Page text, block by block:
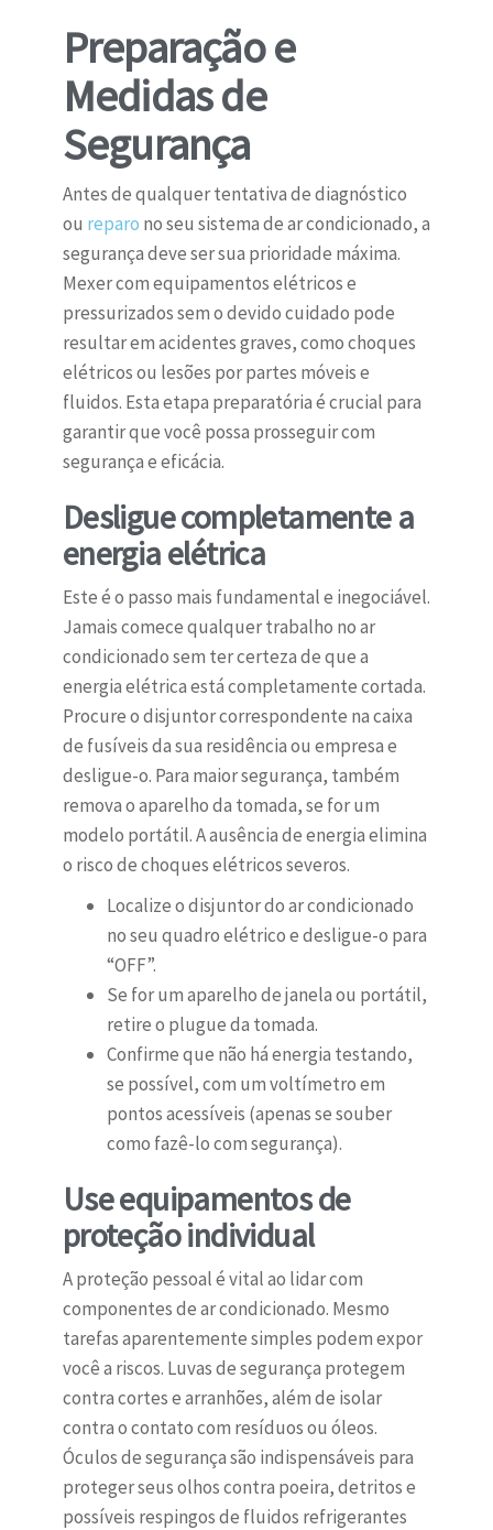
Preparação e
Medidas de
Segurança
Antes de qualquer tentativa de diagnóstico
ou reparo no seu sistema de ar condicionado, a
segurança deve ser sua prioridade máxima.
Mexer com equipamentos elétricos e
pressurizados sem o devido cuidado pode
resultar em acidentes graves, como choques
elétricos ou lesões por partes móveis e
fluidos. Esta etapa preparatória é crucial para
garantir que você possa prosseguir com
segurança e eficácia.
Desligue completamente a
energia elétrica
Este é o passo mais fundamental e inegociável.
Jamais comece qualquer trabalho no ar
condicionado sem ter certeza de que a
energia elétrica está completamente cortada.
Procure o disjuntor correspondente na caixa
de fusíveis da sua residência ou empresa e
desligue-o. Para maior segurança, também
remova o aparelho da tomada, se for um
modelo portátil. A ausência de energia elimina
o risco de choques elétricos severos.
Localize o disjuntor do ar condicionado
no seu quadro elétrico e desligue-o para
“OFF”.
Se for um aparelho de janela ou portátil,
retire o plugue da tomada.
Confirme que não há energia testando,
se possível, com um voltímetro em
pontos acessíveis (apenas se souber
como fazê-lo com segurança).
Use equipamentos de
proteção individual
A proteção pessoal é vital ao lidar com
componentes de ar condicionado. Mesmo
tarefas aparentemente simples podem expor
você a riscos. Luvas de segurança protegem
contra cortes e arranhões, além de isolar
contra o contato com resíduos ou óleos.
Óculos de segurança são indispensáveis para
proteger seus olhos contra poeira, detritos e
possíveis respingos de fluidos refrigerantes